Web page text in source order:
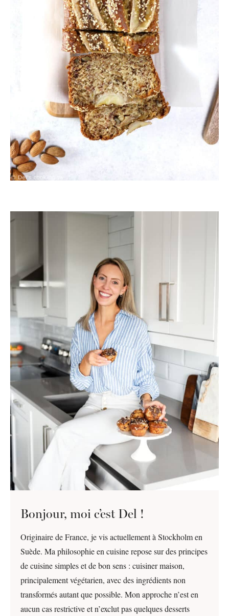
Bonjour, moi c’est Del !
Originaire de France, je vis actuellement à Stockholm en
Suède. Ma philosophie en cuisine repose sur des principes
de cuisine simples et de bon sens : cuisiner maison,
principalement végétarien, avec des ingrédients non
transformés autant que possible. Mon approche n’est en
aucun cas restrictive et n’exclut pas quelques desserts